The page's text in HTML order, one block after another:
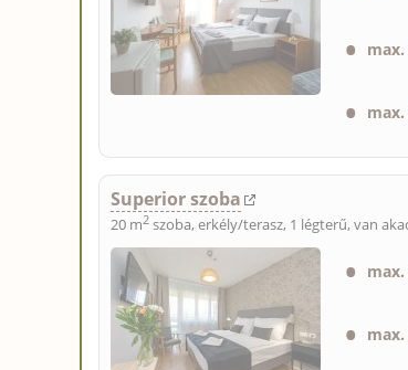
max.
max.
Superior szoba
20 m2 szoba, erkély/terasz, 1 légterű, van
max.
max.